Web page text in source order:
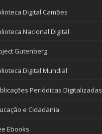
Digital Camões
Nacional Digital
Gutenberg
Digital Mundial
Periódicas Digitalizadas
e Cidadania
Ebooks